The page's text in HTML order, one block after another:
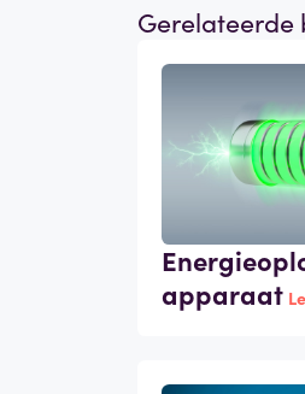
Gerelateerde
apparaat